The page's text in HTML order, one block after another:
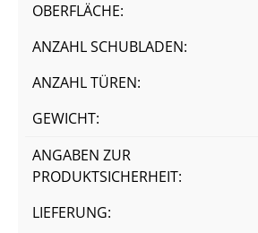
OBERFLÄCHE:
ANZAHL SCHUBLADEN:
ANZAHL TÜREN:
GEWICHT:
ANGABEN ZUR
PRODUKTSICHERHEIT:
LIEFERUNG: